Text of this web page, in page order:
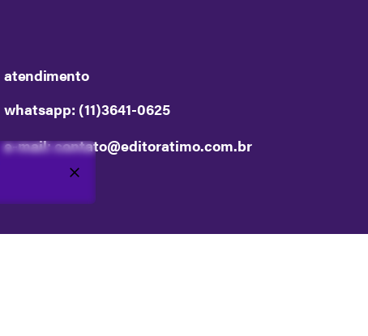
atendimento
whatsapp: (11)3641-0625
e-mail: contato@editoratimo.com.br